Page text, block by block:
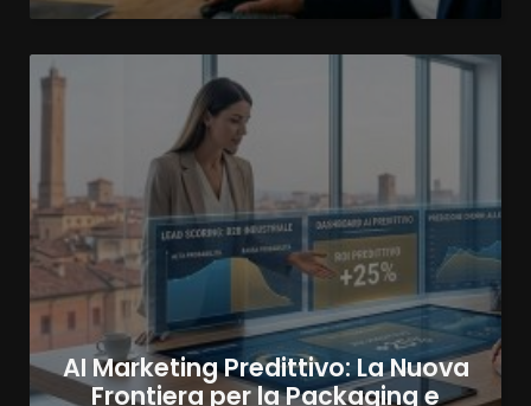
AI Marketing Predittivo: La Nuova
Frontiera per la Packaging e